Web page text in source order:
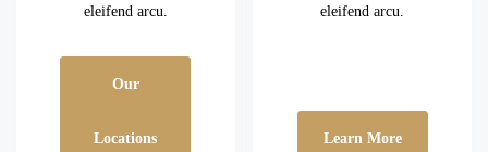
eleifend arcu.
Our
Locations
eleifend arcu.
Learn More